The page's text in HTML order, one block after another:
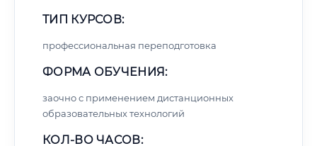
ТИП КУРСОВ:
профессиональная переподготовка
ФОРМА ОБУЧЕНИЯ:
заочно с применением дистанционных
образовательных технологий
КОЛ-ВО ЧАСОВ: